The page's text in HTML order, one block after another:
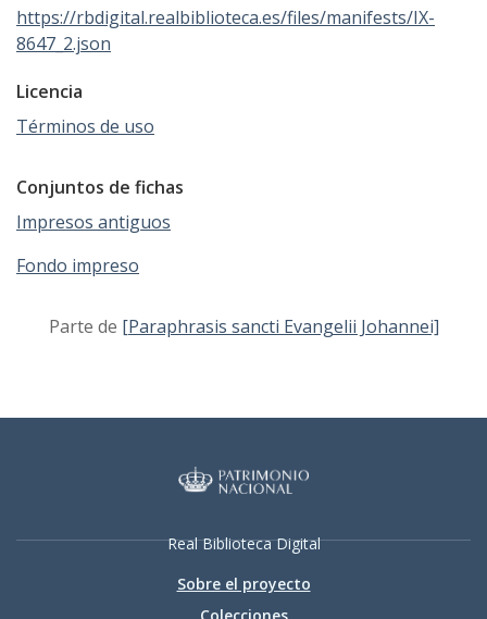
https://rbdigital.realbiblioteca.es/files/manifests/IX-
8647_2.json
Licencia
Términos de uso
Conjuntos de fichas
Impresos antiguos
Fondo impreso
Parte de [Paraphrasis sancti Evangelii Johannei]
Real Biblioteca Digital
Sobre el proyecto
Colecciones